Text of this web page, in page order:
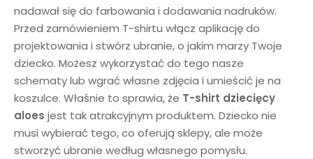
nadawał się do farbowania i dodawania nadruków.
Przed zamówieniem T-shirtu włącz aplikację do
projektowania i stwórz ubranie, o jakim marzy Twoje
dziecko. Możesz wykorzystać do tego nasze
schematy lub wgrać własne zdjęcia i umieścić je na
koszulce. Właśnie to sprawia, że T-shirt dziecięcy
aloes jest tak atrakcyjnym produktem. Dziecko nie
musi wybierać tego, co oferują sklepy, ale może
stworzyć ubranie według własnego pomysłu.